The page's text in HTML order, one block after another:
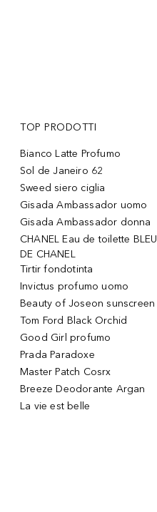
TOP PRODOTTI
Bianco Latte Profumo
Sol de Janeiro 62
Sweed siero ciglia
Gisada Ambassador uomo
Gisada Ambassador donna
CHANEL Eau de toilette BLEU
DE CHANEL
Tirtir fondotinta
Invictus profumo uomo
Beauty of Joseon sunscreen
Tom Ford Black Orchid
Good Girl profumo
Prada Paradoxe
Master Patch Cosrx
Breeze Deodorante Argan
La vie est belle